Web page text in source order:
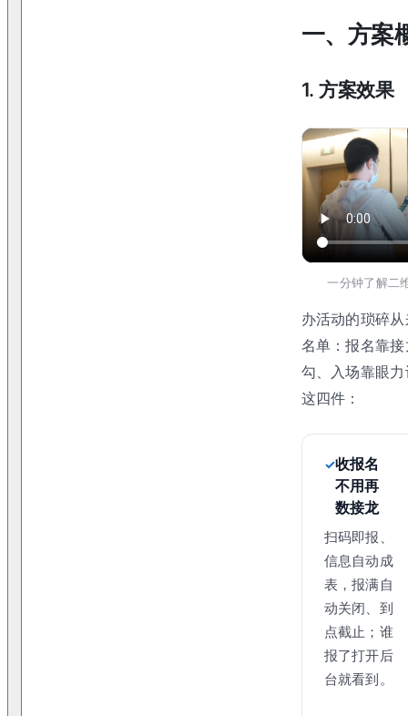
一、方案
1. 方案效果
一分钟了解二
办活动的琐碎
名单：报名靠
勾、入场靠眼
这四件：
收报名
不用再
数接龙
扫码即报、
信息自动成
表，报满自
动关闭、到
点截止；谁
报了打开后
台就看到。